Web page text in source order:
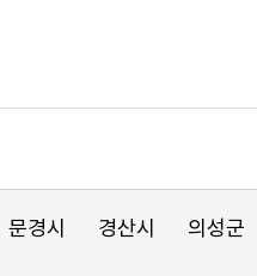
문경시 경산시 의성군